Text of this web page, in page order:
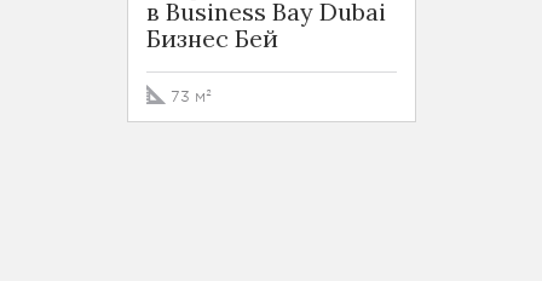
в Business Bay Dubai
Бизнес Бей
73 м²